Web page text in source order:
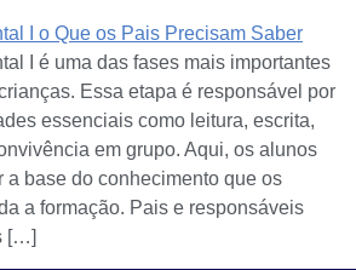
I é uma das fases mais importantes
Essa etapa é responsável por
essenciais como leitura, escrita,
em grupo. Aqui, os alunos
a base do conhecimento que os
a formação. Pais e responsáveis
[…]